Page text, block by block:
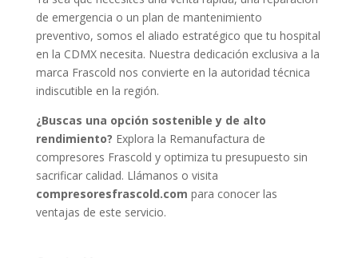
de emergencia o un plan de mantenimiento
preventivo, somos el aliado estratégico que tu hospital
en la CDMX necesita. Nuestra dedicación exclusiva a la
marca Frascold nos convierte en la autoridad técnica
indiscutible en la región.
¿Buscas una opción sostenible y de alto
rendimiento? Explora la Remanufactura de
compresores Frascold y optimiza tu presupuesto sin
sacrificar calidad. Llámanos o visita
compresoresfrascold.com para conocer las
ventajas de este servicio.